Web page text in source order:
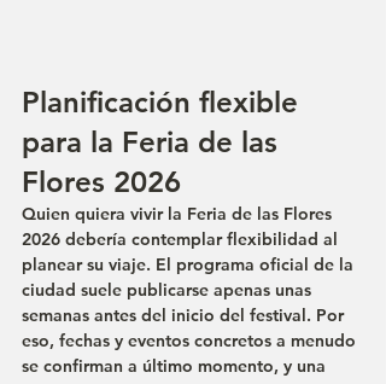
Planificación flexible
para la Feria de las
Flores 2026
Quien quiera vivir la Feria de las Flores
2026 debería contemplar flexibilidad al
planear su viaje. El programa oficial de la
ciudad suele publicarse apenas unas
semanas antes del inicio del festival. Por
eso, fechas y eventos concretos a menudo
se confirman a último momento, y una